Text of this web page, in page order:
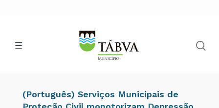
(Português) Serviços Municipais de